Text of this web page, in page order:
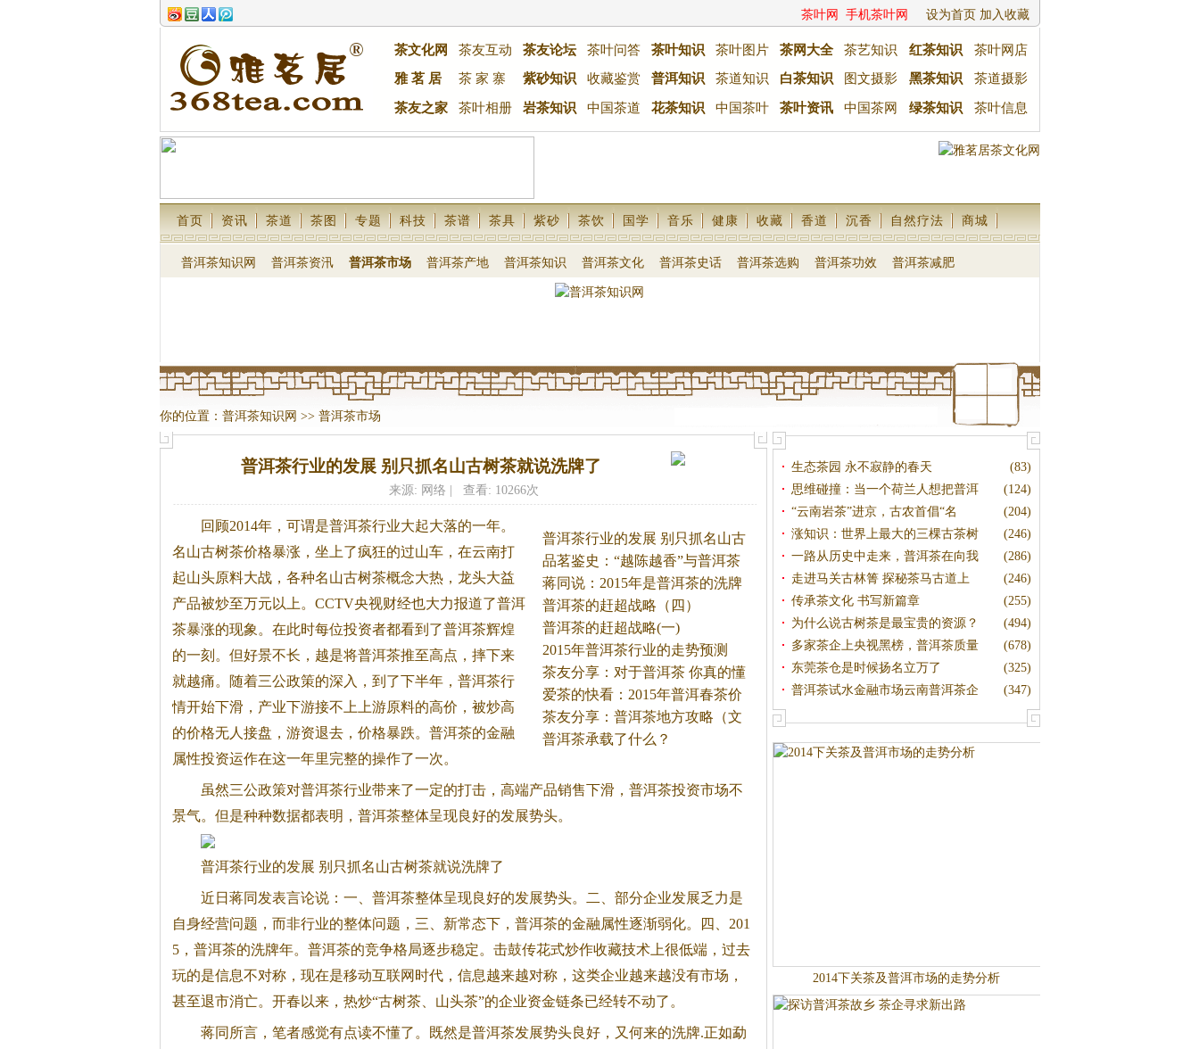
茶叶网 手机茶叶网 设为首页 加入收藏
茶文化网 茶友互动 茶友论坛 茶叶问答 茶叶知识 茶叶图片 茶网大全 茶艺知识 红茶知识
茶叶网店
雅 茗 居
茶 家 寨 紫砂知识 收藏鉴赏 普洱知识 茶道知识 白茶知识 图文摄影 黑茶知识 茶道摄影
茶友之家 茶叶相册 岩茶知识 中国茶道 花茶知识 中国茶叶 茶叶资讯 中国茶网 绿茶知识 茶叶信息
首页 资讯 茶道 茶图 专题 科技 茶谱 茶具 紫砂 茶饮 国学 音乐 健康 收藏 香道 沉香 自然疗法 商城
普洱茶知识网 普洱茶资汛 普洱茶市场 普洱茶产地 普洱茶知识 普洱茶文化 普洱茶史话 普洱茶选购 普洱茶功效 普洱茶减肥
你的位置： 普洱茶知识网 >> 普洱茶市场
普洱茶行业的发展 别只抓名山古树茶就说洗牌了
来源: 网络 | 查看: 10266次
普洱茶行业的发展 别只抓名山古
品茗鉴史：“越陈越香”与普洱茶
蒋同说：2015年是普洱茶的洗牌
年
普洱茶的赶超战略（四）
普洱茶的赶超战略(一)
2015年普洱茶行业的走势预测
茶友分享：对于普洱茶 你真的懂
爱茶的快看：2015年普洱春茶价
格
茶友分享：普洱茶地方攻略（文
玩
普洱茶承载了什么？
回顾2014年，可谓是普洱茶行业大起大落的一年。
名山古树茶价格暴涨，坐上了疯狂的过山车，在云南打
起山头原料大战，各种名山古树茶概念大热，龙头大益
产品被炒至万元以上。CCTV央视财经也大力报道了普洱
茶暴涨的现象。在此时每位投资者都看到了普洱茶辉煌
的一刻。但好景不长，越是将普洱茶推至高点，摔下来
就越痛。随着三公政策的深入，到了下半年， 普洱茶行
情开始下滑，产业下游接不上上游原料的高价，被炒高
的价格无人接盘，游资退去，价格暴跌。 普洱茶的金融
属性投资运作在这一年里完整的操作了一次。
虽然三公政策对普洱茶行业带来了一定的打击，高端产品销售下滑，普洱茶投资市场不
景气。但是种种数据都表明， 普洱茶整体呈现良好的发展势头。
普洱茶行业的发展 别只抓名山古树茶就说洗牌了
近日蒋同发表言论说：一、普洱茶整体呈现良好的发展势头。二、部分企业发展乏力是
自身经营问题，而非行业的整体问题，三、新常态下， 普洱茶的金融属性逐渐弱化。四、201
5， 普洱茶的洗牌年。 普洱茶的竞争格局逐步稳定。击鼓传花式炒作收藏技术上很低端，过去
玩的是信息不对称，现在是移动互联网时代，信息越来越对称，这类企业越来越没有市场，
甚至退市消亡。开春以来，热炒“古树茶、山头茶”的企业资金链条已经转不动了。
蒋同所言，笔者感觉有点读不懂了。既然是普洱茶发展势头良好，又何来的洗牌.正如勐
(83)
生态茶园 永不寂静的春天
(124)
思维碰撞：当一个荷兰人想把普洱
(204)
“云南岩茶”进京，古农首倡“名
(246)
涨知识：世界上最大的三棵古茶树
(286)
一路从历史中走来，普洱茶在向我
(246)
走进马关古林箐 探秘茶马古道上
(255)
传承茶文化 书写新篇章
(494)
为什么说古树茶是最宝贵的资源？
(678)
多家茶企上央视黑榜，普洱茶质量
(325)
东莞茶仓是时候扬名立万了
(347)
普洱茶试水金融市场云南普洱茶企
2014下关茶及普洱市场的走势分析